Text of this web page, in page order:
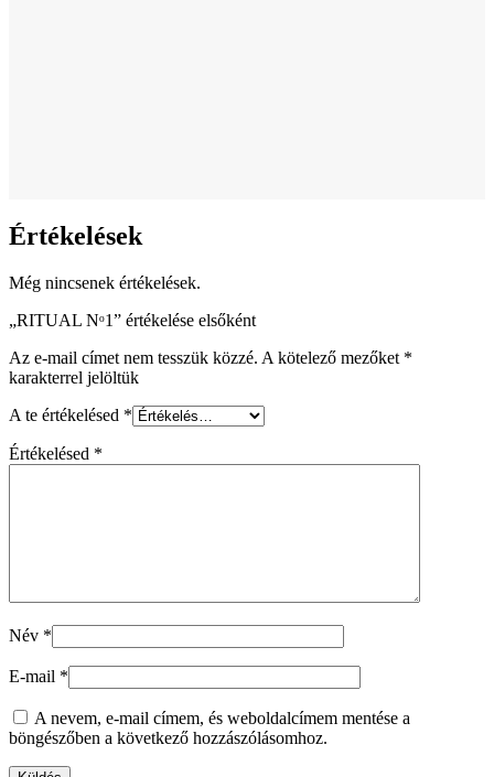
Értékelések
Még nincsenek értékelések.
„RITUAL Nᵒ1” értékelése elsőként
Az e-mail címet nem tesszük közzé. A kötelező mezőket *
karakterrel jelöltük
A te értékelésed *
Értékelésed *
Név *
E-mail *
A nevem, e-mail címem, és weboldalcímem mentése a
böngészőben a következő hozzászólásomhoz.